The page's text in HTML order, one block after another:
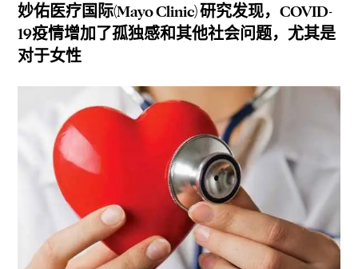
妙佑医疗国际(Mayo Clinic) 研究发现，COVID-
19疫情增加了孤独感和其他社会问题，尤其是
对于女性